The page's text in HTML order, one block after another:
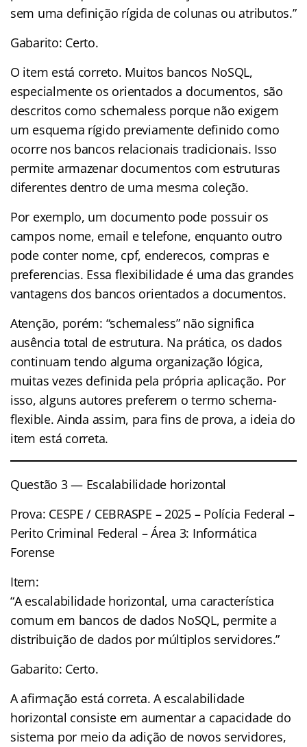
sem uma definição rígida de colunas ou atributos.”
Gabarito: Certo.
O item está correto. Muitos bancos NoSQL,
especialmente os orientados a documentos, são
descritos como schemaless porque não exigem
um esquema rígido previamente definido como
ocorre nos bancos relacionais tradicionais. Isso
permite armazenar documentos com estruturas
diferentes dentro de uma mesma coleção.
Por exemplo, um documento pode possuir os
campos nome, email e telefone, enquanto outro
pode conter nome, cpf, enderecos, compras e
preferencias. Essa flexibilidade é uma das grandes
vantagens dos bancos orientados a documentos.
Atenção, porém: “schemaless” não significa
ausência total de estrutura. Na prática, os dados
continuam tendo alguma organização lógica,
muitas vezes definida pela própria aplicação. Por
isso, alguns autores preferem o termo schema-
flexible. Ainda assim, para fins de prova, a ideia do
item está correta.
Questão 3 — Escalabilidade horizontal
Prova: CESPE / CEBRASPE – 2025 – Polícia Federal –
Perito Criminal Federal – Área 3: Informática
Forense
Item:
“A escalabilidade horizontal, uma característica
comum em bancos de dados NoSQL, permite a
distribuição de dados por múltiplos servidores.”
Gabarito: Certo.
A afirmação está correta. A escalabilidade
horizontal consiste em aumentar a capacidade do
sistema por meio da adição de novos servidores,